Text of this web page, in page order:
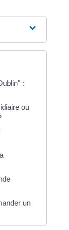
:
ou
un